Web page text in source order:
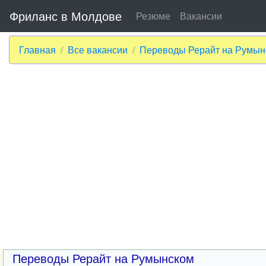
Фриланс в Молдове Резюме Вакансии
Главная Все вакансии Переводы Рерайт на
Переводы Рерайт на Румынском